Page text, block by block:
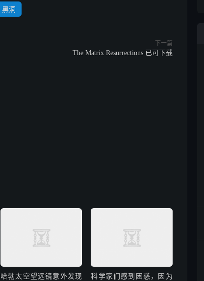
黑洞
下一篇
The Matrix Resurrections 已可下载
哈勃太空望远镜意外发现
科学家们感到困惑，因为